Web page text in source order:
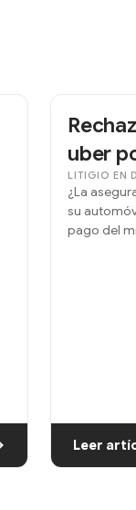
uber
LITIGIO EN
¿La
su
pago del
Leer